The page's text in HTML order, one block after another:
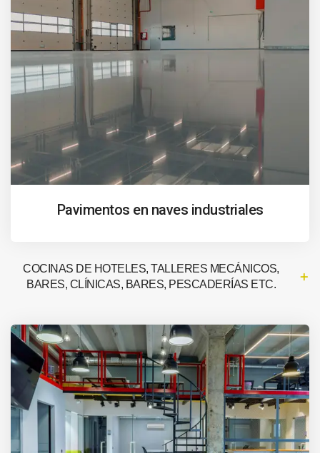
Pavimentos en naves industriales
COCINAS DE HOTELES, TALLERES MECÁNICOS,
BARES, CLÍNICAS, BARES, PESCADERÍAS ETC.